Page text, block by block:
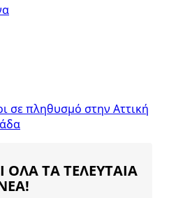
σε πληθυσμό στην Αττική
ΤΑ ΤΕΛΕΥΤΑΙΑ